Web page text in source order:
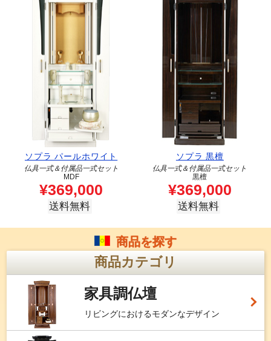
ソプラ パールホワイト
仏具一式＆付属品一式セット
MDF
¥369,000
送料無料
ソプラ 黒檀
仏具一式＆付属品一式セット
黒檀
¥369,000
送料無料
商品を探す
商品カテゴリ
家具調仏壇
リビングにおけるモダンなデザイン